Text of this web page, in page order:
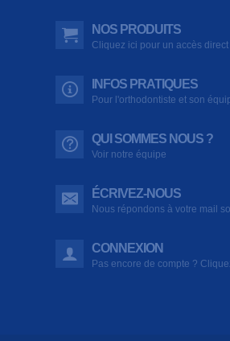
NOS PRODUITS
Cliquez ici pour un accès direct
INFOS PRATIQUES
Pour l'orthodontiste et son
QUI SOMMES NOUS ?
Voir notre équipe
ÉCRIVEZ-NOUS
Nous répondons à votre mail
CONNEXION
Pas encore de compte ?